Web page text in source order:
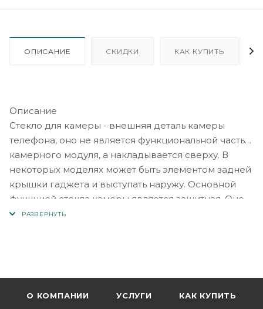
ОПИСАНИЕ СКИДКИ КАК КУПИТЬ
Описание
Стекло для камеры - внешняя деталь камеры
телефона, оно не является функциональной частью
камерного модуля, а накладывается сверху. В
некоторых моделях может быть элементом задней
крышки гаджета и выступать наружу. Основной
функцией стекла камеры является защитная. Оно
оберегает модуль камеры от мусора и воды,
· нарушение герметичности (люфты и зазоры);
О КОМПАНИИ УСЛУГИ КАК КУПИТЬ